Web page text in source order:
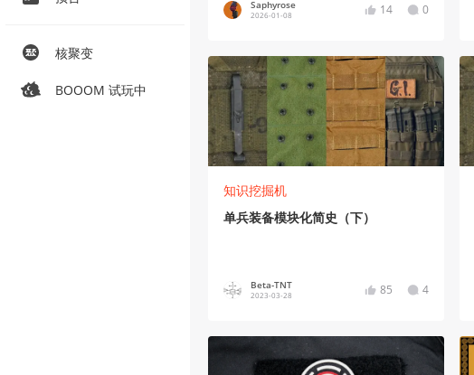
核聚变
BOOOM 试玩中
Saphyrose
2026-01-08 14 0
知识挖掘机
单兵装备模块化简史（下）
Beta-TNT
2023-03-28 85 4